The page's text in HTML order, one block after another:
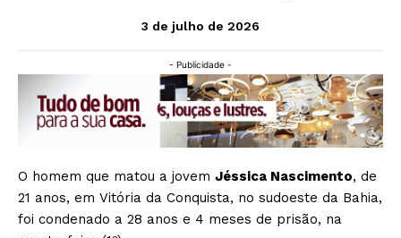
3 de julho de 2026
- Publicidade -
O homem que matou a jovem Jéssica Nascimento, de
21 anos, em Vitória da Conquista, no sudoeste da Bahia,
foi condenado a 28 anos e 4 meses de prisão, na